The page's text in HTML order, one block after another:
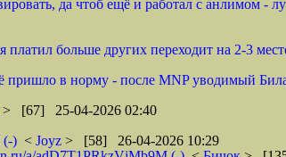
да чтоб ещё и работал с анлимом
больше других переходит на 2-3
пришло в норму - после MNP уводимый
> [67] 25-04-2026 02:40
(-) < Joyz > [58] 26-04-2026 10:29